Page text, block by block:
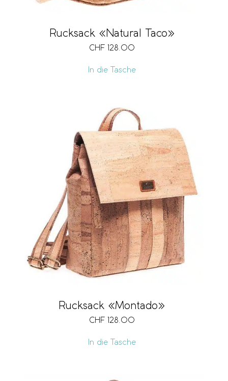
Rucksack «Natural Taco»
CHF 128.00
In die Tasche
Rucksack «Montado»
CHF 128.00
In die Tasche